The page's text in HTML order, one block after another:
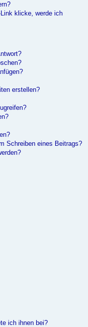
klicke, werde ich
erstellen?
Schreiben eines Beitrags?
ich ihnen bei?